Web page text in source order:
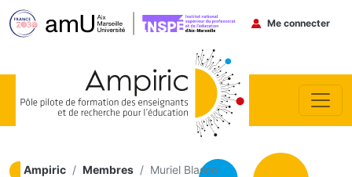
Menu du
Me connecter
Ampiric Membres Muriel Blasco